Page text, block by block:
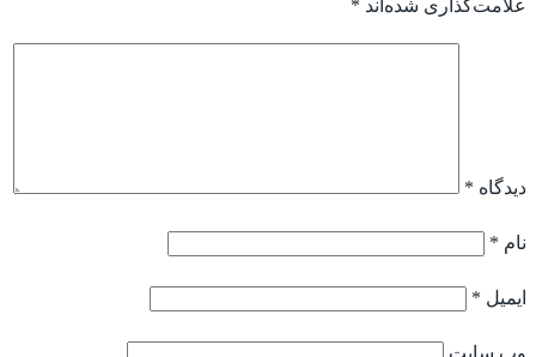
علامت‌گذاری شده‌اند *
دیدگاه *
نام *
ایمیل *
وب‌ سایت